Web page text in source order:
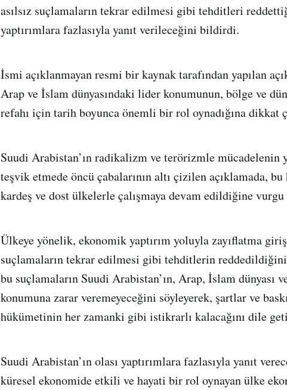
asılsız suçlamaların tekrar edilmesi gibi tehditleri
yaptırımlara fazlasıyla yanıt verileceğini bildirdi.
İsmi açıklanmayan resmi bir kaynak tarafından yapılan
Arap ve İslam dünyasındaki lider konumunun, bölge ve
refahı için tarih boyunca önemli bir rol oynadığına dikkat
Suudi Arabistan’ın radikalizm ve terörizmle
teşvik etmede öncü çabalarının altı çizilen açıklamada,
kardeş ve dost ülkelerle çalışmaya devam edildiğine vurgu
Ülkeye yönelik, ekonomik yaptırım yoluyla zayıflatma
suçlamaların tekrar edilmesi gibi tehditlerin
bu suçlamaların Suudi Arabistan’ın, Arap, İslam dünyası
konumuna zarar veremeyeceğini söyleyerek, şartlar ve
hükümetinin her zamanki gibi istikrarlı kalacağını dile
Suudi Arabistan’ın olası yaptırımlara fazlasıyla yanıt
küresel ekonomide etkili ve hayati bir rol oynayan ülke